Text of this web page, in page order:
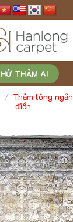
THẢM AI
/ Thảm lông ngắn
điển